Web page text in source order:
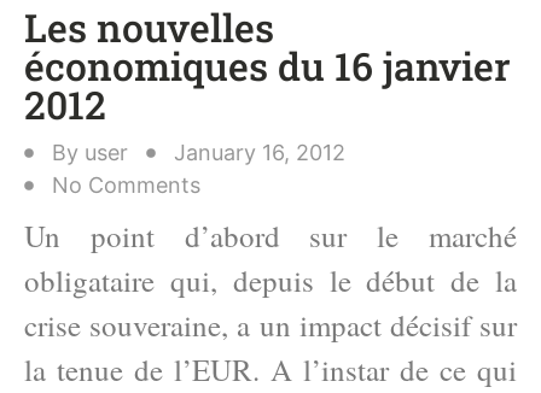
Les nouvelles
économiques du 16 janvier
2012
By user
January 16, 2012
No Comments
Un point d’abord sur le marché
obligataire qui, depuis le début de la
crise souveraine, a un impact décisif sur
la tenue de l’EUR. A l’instar de ce qui